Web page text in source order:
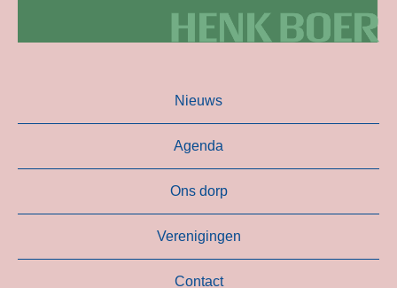
Nieuws
Agenda
Ons dorp
Verenigingen
Contact